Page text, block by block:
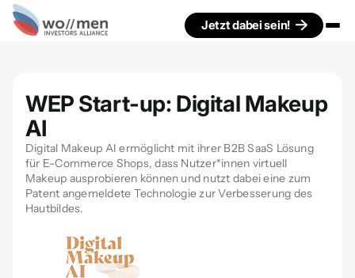
Jetzt dabei sein!
WEP Start-up: Digital Makeup
AI
Digital Makeup AI ermöglicht mit ihrer B2B SaaS Lösung
für E-Commerce Shops, dass Nutzer*innen virtuell
Makeup ausprobieren können und nutzt dabei eine zum
Patent angemeldete Technologie zur Verbesserung des
Hautbildes.